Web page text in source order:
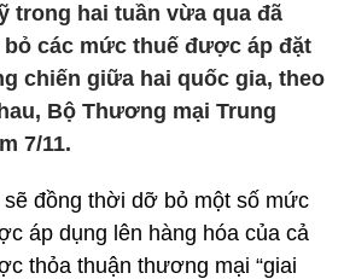
trong hai tuần vừa qua đã
các mức thuế được áp đặt
chiến giữa hai quốc gia, theo
Bộ Thương mại Trung
7/11.
sẽ đồng thời dỡ bỏ một số mức
áp dụng lên hàng hóa của cả
thỏa thuận thương mại “giai